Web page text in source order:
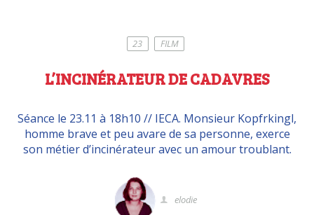
23 FILM
L’INCINÉRATEUR DE CADAVRES
Séance le 23.11 à 18h10 // IECA. Monsieur Kopfrkingl,
homme brave et peu avare de sa personne, exerce
son métier d’incinérateur avec un amour troublant.
elodie